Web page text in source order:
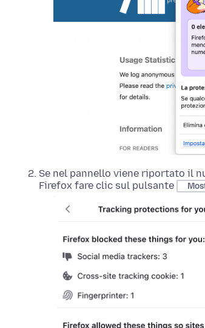
Se nel pannello viene riportato il
Firefox fare clic sul pulsante